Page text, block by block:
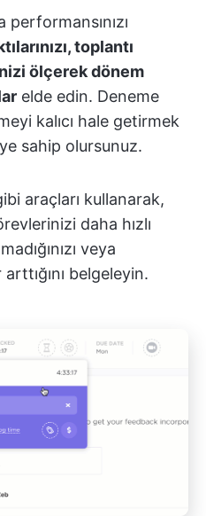
toplantı
ölçerek dönem
elde edin. Deneme
kalıcı hale getirmek
sahip olursunuz.
araçları kullanarak,
daha hızlı
veya
belgeleyin.